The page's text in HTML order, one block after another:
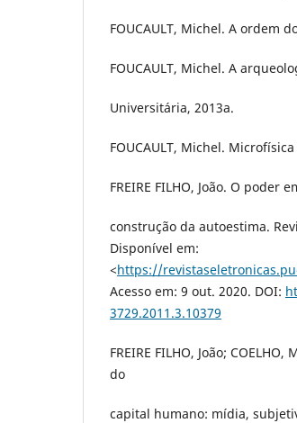
FOUCAULT, Michel. A ordem
FOUCAULT, Michel. A
Universitária, 2013a.
FOUCAULT, Michel.
FREIRE FILHO, João. O
construção da autoestima.
Disponível em:
<https://
Acesso em: 9 out. 2020. DOI:
3729.2011.3.10379
FREIRE FILHO, João;
do
capital humano: mídia,